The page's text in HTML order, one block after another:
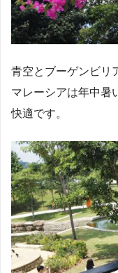
青空とブーゲンビリ
マレーシアは年中暑
快適です。